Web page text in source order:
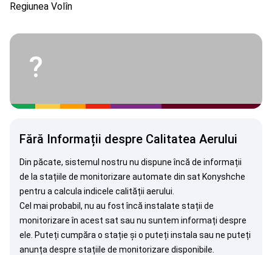
Regiunea Volîn
?
Fără Informații despre Calitatea Aerului
Din păcate, sistemul nostru nu dispune încă de informații
de la stațiile de monitorizare automate din sat Konyshche
pentru a calcula indicele calității aerului.
Cel mai probabil, nu au fost încă instalate stații de
monitorizare în acest sat sau nu suntem informați despre
ele. Puteți cumpăra o stație și o puteți instala sau ne puteți
anunța despre stațiile de monitorizare disponibile.